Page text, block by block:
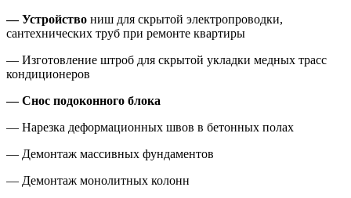
— Устройство ниш для скрытой электропроводки,
сантехнических труб при ремонте квартиры
— Изготовление штроб для скрытой укладки медных трасс
кондиционеров
— Снос подоконного блока
— Нарезка деформационных швов в бетонных полах
— Демонтаж массивных фундаментов
— Демонтаж монолитных колонн